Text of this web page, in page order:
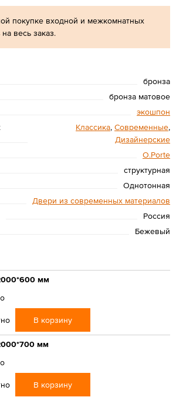
покупке входной и межкомнатных
весь заказ.
бронза
бронза матовое
экошпон
Классика, Современные,
Дизайнерские
O.Porte
структурная
Однотонная
Двери из современных материалов
Россия
Бежевый
мм
В корзину
мм
В корзину